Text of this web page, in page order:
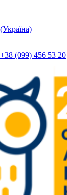
+38 (099) 456 53 20